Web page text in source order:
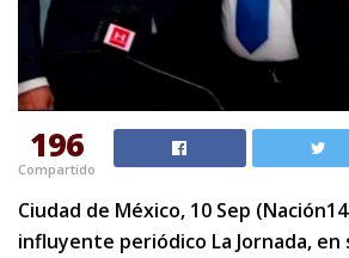
196
Compartido
Ciudad de México, 10 Sep
influyente periódico La Jornada, en